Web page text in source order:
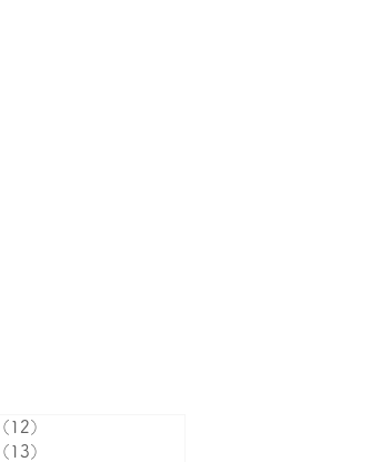
（12）
（13）